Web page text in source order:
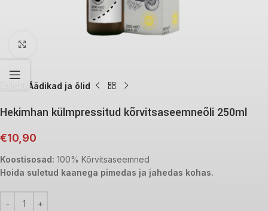
Äädikad ja õlid
Hekimhan külmpressitud kõrvitsaseemneõli 250ml
€10,90
Koostisosad: 100% Kõrvitsaseemned
Hoida suletud kaanega pimedas ja jahedas kohas.